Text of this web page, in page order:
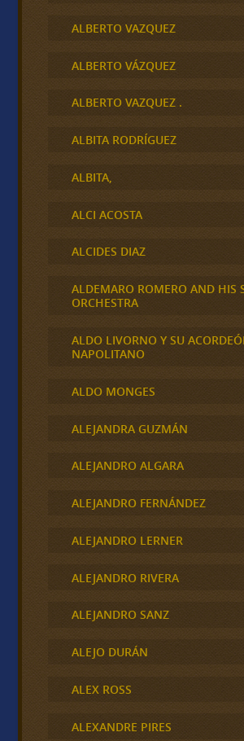
ALBERTO VAZQUEZ
ALBERTO VÁZQUEZ
ALBERTO VAZQUEZ .
ALBITA RODRÍGUEZ
ALBITA,
ALCI ACOSTA
ALCIDES DIAZ
ALDEMARO ROMERO AND HIS
ORCHESTRA
ALDO LIVORNO Y SU
NAPOLITANO
ALDO MONGES
ALEJANDRA GUZMÁN
ALEJANDRO ALGARA
ALEJANDRO FERNÁNDEZ
ALEJANDRO LERNER
ALEJANDRO RIVERA
ALEJANDRO SANZ
ALEJO DURÁN
ALEX ROSS
ALEXANDRE PIRES